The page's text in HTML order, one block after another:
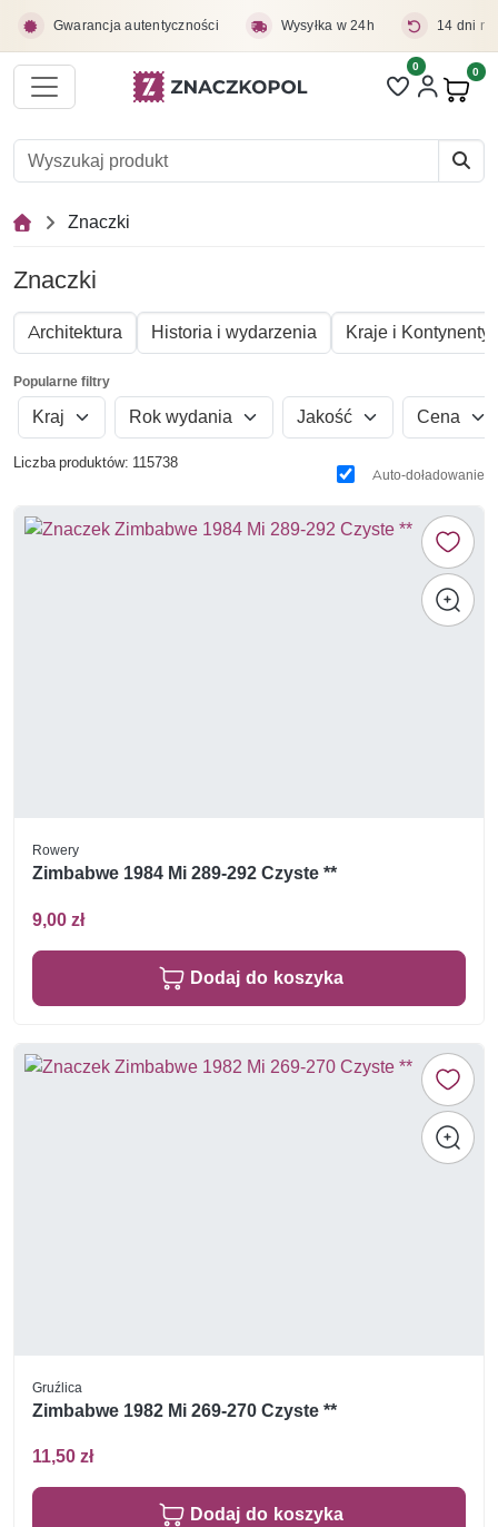
Gwarancja autentyczności Wysyłka w 24h 14 dni
Liczba pozycji
0 0
Znaczki
Znaczki
Architektura Historia i wydarzenia Kraje i Kontynenty
Popularne filtry
Kraj Rok wydania Jakość Cena
Liczba produktów: 115738
Auto-doładowanie
Rowery
Zimbabwe 1984 Mi 289-292 Czyste **
9,00 zł
Dodaj do koszyka
Gruźlica
Zimbabwe 1982 Mi 269-270 Czyste **
11,50 zł
Dodaj do koszyka